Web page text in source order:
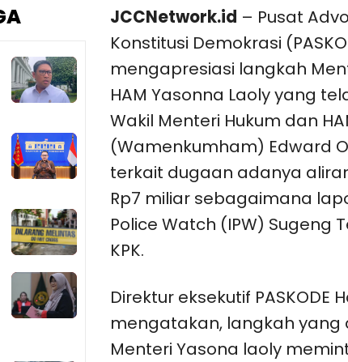
JCCNetwork.id – Pusat
Konstitusi Demokrasi
mengapresiasi langkah
HAM Yasonna Laoly yang
Wakil Menteri Hukum dan
(Wamenkumham) Edward
terkait dugaan adanya
Rp7 miliar sebagaimana
Police Watch (IPW) Sugeng
KPK.
Direktur eksekutif PASKODE
mengatakan, langkah yang
Menteri Yasona laoly